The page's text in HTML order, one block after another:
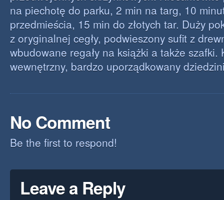
na piechotę do parku, 2 min na targ, 10
przedmieścia, 15 min do złotych tar. Duży
z oryginalnej cegły, podwieszony sufit z
wbudowane regały na książki a także szafki.
wewnętrzny, bardzo uporządkowany
No Comment
Be the first to respond!
Leave a Reply